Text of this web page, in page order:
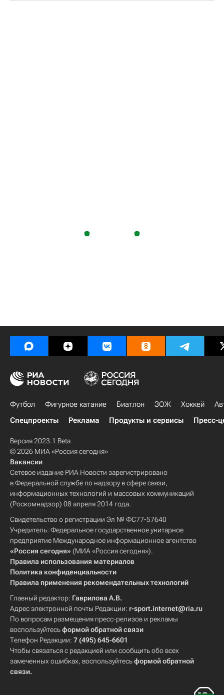
Футбол Фигурное катание Биатлон ЗОЖ Хоккей
Спецпроекты
Реклама Продукты и сервисы Пресс-
Версия 2023.1 Beta
© 2026 МИА «Россия сегодня»
Вакансии
Сетевое издание РИА Новости зарегистрировано
в Федеральной службе по надзору в сфере связи,
информационных технологий и массовых коммуникаций
(Роскомнадзор) 08 апреля 2014 года.
Свидетельство о регистрации Эл № ФС77-57640
Учредитель: Федеральное государственное унитарное
предприятие Международное информационное агентство
«Россия сегодня» (МИА «Россия сегодня»).
Правила использования материалов
Политика конфиденциальности
Правила применения рекомендательных технологий
Главный редактор: Гаврилова А.В.
Адрес электронной почты Редакции: r-sport.internet@ria.ru
По вопросам размещения пресс-релизов и рекламы
воспользуйтесьформой обратной связи
Телефон Редакции: 7 (495) 645-6601
Чтобы связаться с редакцией или сообщить обо всех
замеченных ошибках, воспользуйтесьформой обратной
связи.